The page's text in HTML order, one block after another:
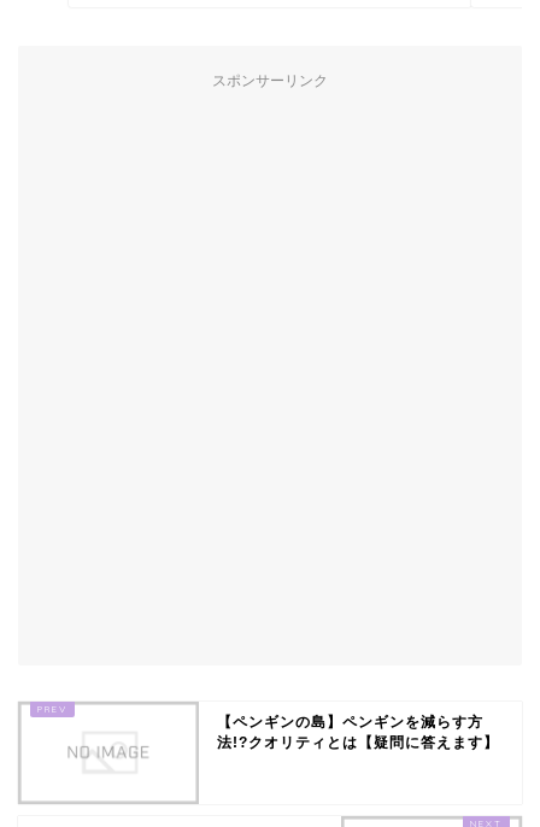
スポンサーリンク
【ペンギンの島】ペンギンを減らす方
法!?クオリティとは【疑問に答えます】